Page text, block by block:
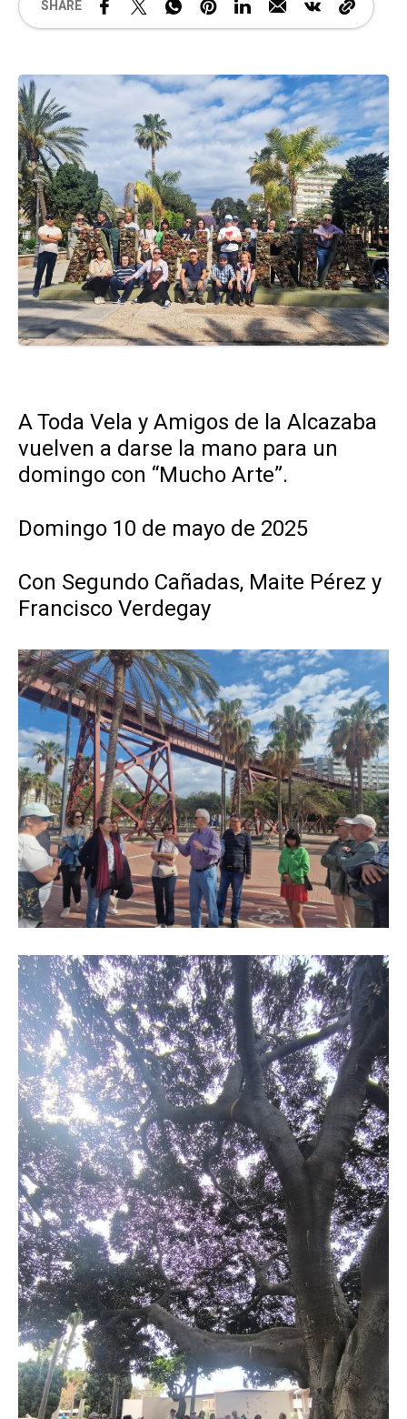
SHARE
A Toda Vela y Amigos de la Alcazaba
vuelven a darse la mano para un
domingo con “Mucho Arte”.
Domingo 10 de mayo de 2025
Con Segundo Cañadas, Maite Pérez y
Francisco Verdegay